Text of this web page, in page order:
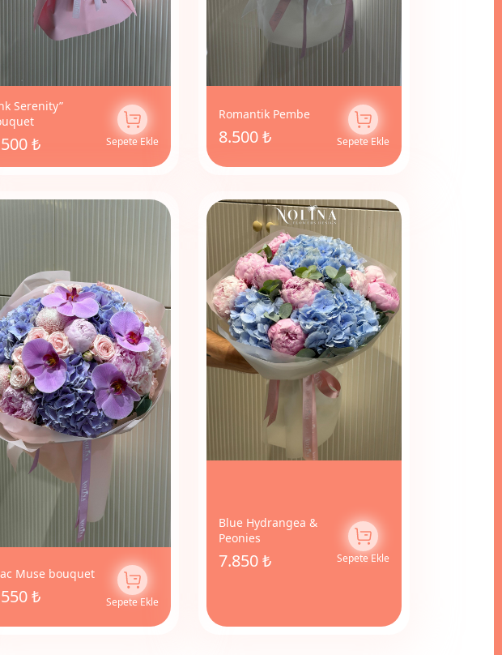
Serenity”
₺ Sepete Ekle
Romantik Pembe
8.500 ₺ Sepete Ekle
Muse bouquet
₺ Sepete Ekle
Blue Hydrangea &
Peonies
7.850 ₺ Sepete Ekle